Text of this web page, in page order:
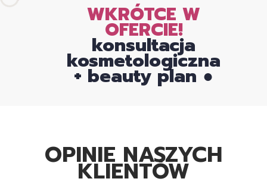
WKRÓTCE W
OFERCIE!
konsultacja
kosmetologiczna
+ beauty plan ●
OPINIE NASZYCH
KLIENTÓW